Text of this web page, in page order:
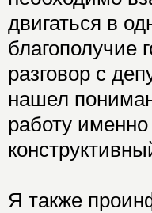
двигаться в
благополучие
разговор с
нашел
работу
Я также